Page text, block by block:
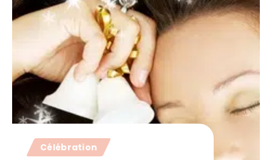
Célébration